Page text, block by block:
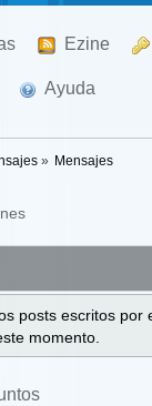
Ezine
Ayuda
» Mensajes
posts escritos
momento.